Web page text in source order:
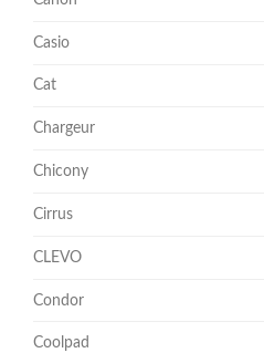
Casio
Cat
Chargeur
Chicony
Cirrus
CLEVO
Condor
Coolpad